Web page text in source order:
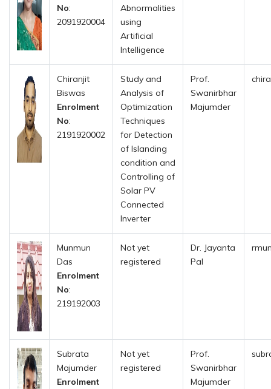
No:
2091920004
Abnormalities
using
Artificial
Intelligence
Chiranjit
Biswas
Enrolment
No:
2191920002
Study and
Analysis of
Optimization
Techniques
for Detection
of Islanding
condition and
Controlling of
Solar PV
Connected
Inverter
Prof.
Swanirbhar
Majumder
Munmun
Das
Enrolment
No:
219192003
Not yet
registered
Dr. Jayanta
Pal
Subrata
Majumder
Enrolment
Not yet
registered
Prof.
Swanirbhar
Majumder